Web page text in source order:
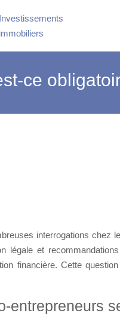
Investissements
immobiliers
ce
interrogations chez
légale et
financière. Cette